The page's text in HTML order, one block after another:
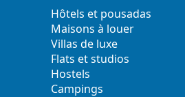
Hôtels et pousadas
Maisons à louer
Villas de luxe
Flats et studios
Hostels
Campings